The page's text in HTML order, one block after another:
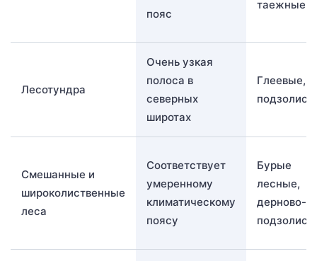
пояс
таежные
Лесотундра
Очень узкая
полоса в
северных
широтах
Глеевые,
Смешанные и
широколиственные
леса
Соответствует
умеренному
климатическому
поясу
Бурые
лесные,
дерново-